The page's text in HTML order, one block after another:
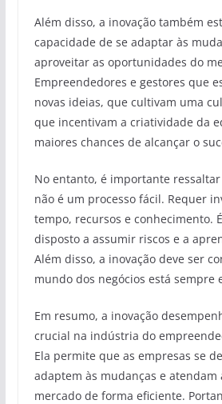
Além disso, a inovação também
capacidade de se adaptar às
aproveitar as oportunidades do
Empreendedores e gestores que
novas ideias, que cultivam uma
que incentivam a criatividade da
maiores chances de alcançar o
No entanto, é importante
não é um processo fácil. Requer
tempo, recursos e conhecimento.
disposto a assumir riscos e a
Além disso, a inovação deve ser
mundo dos negócios está sempre
Em resumo, a inovação
crucial na indústria do
Ela permite que as empresas se
adaptem às mudanças e atendam
mercado de forma eficiente.